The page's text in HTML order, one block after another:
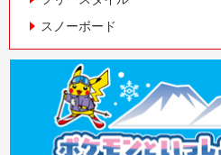
スノーボード